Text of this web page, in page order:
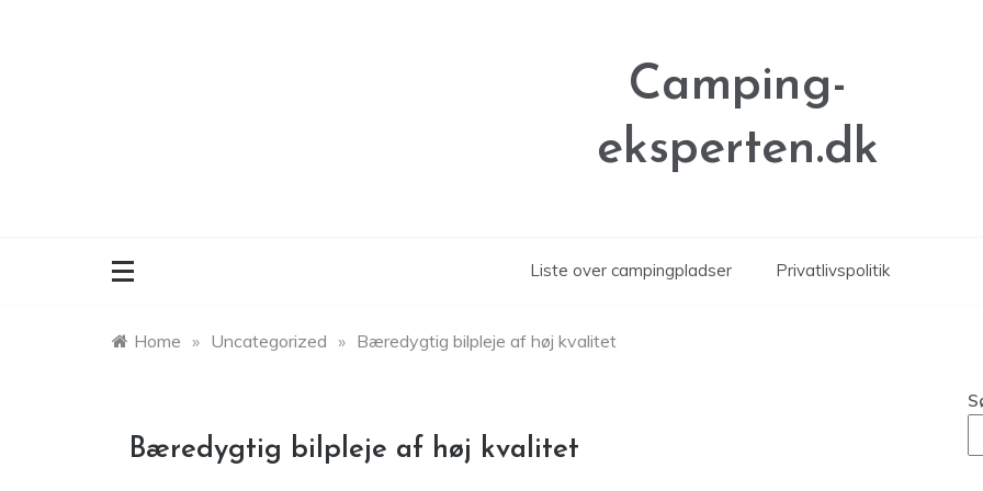
Camping-
eksperten.dk
Liste over campingpladser Privatlivspolitik
Home » Uncategorized » Bæredygtig bilpleje af høj kvalitet
Bæredygtig bilpleje af høj kvalitet